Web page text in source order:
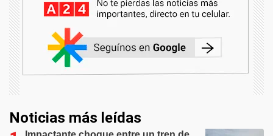
Noticias más leídas